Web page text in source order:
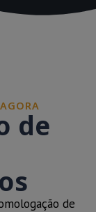
de
de